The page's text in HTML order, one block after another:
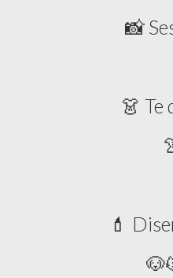
📸
👗 Te
💄